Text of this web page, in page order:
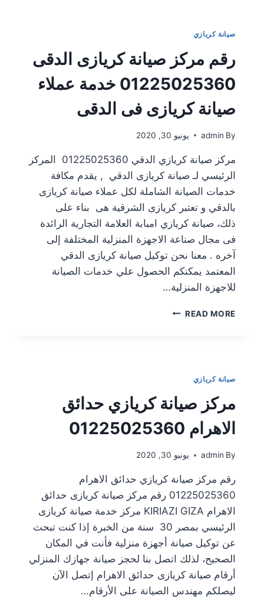
صيانة كريازي
رقم مركز صيانة كريازى الدقى
01225025360 خدمة عملاء
صيانة كريازى فى الدقى
By
admin يونيو 30, 2020
مركز صيانة كريازي الدقي 01225025360 المركز
الرئيسي لـ صيانة كريازى الدقي , يقدم مكافة
خدمات الصيانة الشاملة لكل عملاء صيانة كريازى
بالدقي و تعتبر كريازى الشرقية هى بناء على
ذلك، صيانة كريازي امبابة العلامة التجارية الرائدة
فى مجال صناعة الاجهزة المنزلية المختلفة إلى
آخره . معنا نحن توكيل صيانة كريازى الدقي
المعتمد يمكنكم الحصول علي خدمات الصيانة
للاجهزة المنزلية…
READ MORE
صيانة كريازي
مركز صيانة كريازي حدائق
الاهرام 01225025360
By
admin يونيو 30, 2020
رقم مركز صيانة كريازي حدائق الاهرام
01225025360 رقم مركز صيانة كريازى حدائق
الاهرام KIRIAZI GIZA مركز خدمة صيانة كريازى
الرئيسي بمصر 30 سنة من الخبرة إذا كنت تبحث
عن توكيل صيانة أجهزة منزلية فأنت في المكان
الصحيح، لذلك اتصل بنا لحجز صيانة جهازك المنزلي
أرقام صيانة كريازى حدائق الاهرام إتصل الآن
ليصلكم مهندس الصيانة على الأرقام…